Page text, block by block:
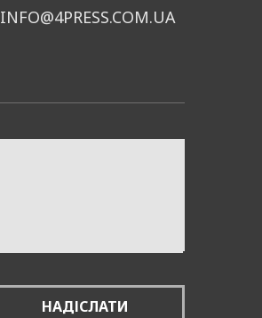
INFO@4PRESS.COM.UA
НАДІСЛАТИ